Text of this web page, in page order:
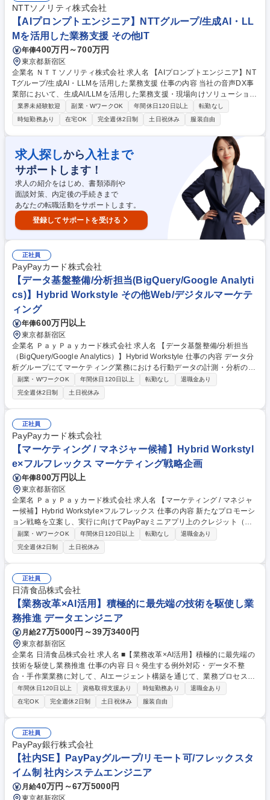
信頼性・高パフォーマンスを実現するシステム設計と開発に主体的に取り
組むことを期待しています。 募集職種 【バックエンドエンジニア（審査/
債権システム）】リモート/フルフレックス
NTTソノリティ株式会社
【AIプロンプトエンジニア】NTTグループ/生成AI・LL
Mを活用した業務支援 その他IT
年俸400万円～700万円
東京都新宿区
企業名 ＮＴＴソノリティ株式会社 求人名 【AIプロンプトエンジニア】NT
Tグループ/生成AI・LLMを活用した業務支援 仕事の内容 当社の音声DX事
業部において、生成AI/LLMを活用した業務支援・現場向けソリューション
の精度向上に向け、プロンプト設計・検証・改善を中心にご担当いただき
ます。 【プロンプトエンジニアリング（作成・改善）】■目的に沿ったプ
ロンプトの作成、チューニング、改善（試行錯誤を含む） 【出力品質の評
価・改善】■テストケース作成、出力結果の確認、改善案の作成と反映
【RAGの整備・運用】■参照情報の整理・更新と、最適な検索方式（テキ
スト/ベクトル/ハイブリッド）の選定補助 ■パラメータ（分割・メタデー
タ・検索条件）の整理、テストと改善サイクルの実施 ■実装可能な仕様の
作 募集職種 【AIプロンプトエンジニア】NTTグループ/生成AI・LLMを活
用した業務支援
業界未経験歓迎 副業・WワークOK 年間休日120日以上
転勤なし
時短勤務あり
在宅OK 完全週休2日制 土日祝休み 服装自由
求人探しから 入社まで
サポートします！
求人の紹介をはじめ、書類添削や
面談対策、内定後の手続きまで
あなたの転職活動をサポートします。
登録してサポートを受ける
正社員
PayPayカード株式会社
【データ基盤整備/分析担当(BigQuery/Google Analyti
cs)】Hybrid Workstyle その他Web/デジタルマーケテ
ィング
年俸600万円以上
東京都新宿区
企業名 ＰａｙＰａｙカード株式会社 求人名 【データ基盤整備/分析担当
（BigQuery/Google Analytics）】Hybrid Workstyle 仕事の内容 データ分
析グループにてマーケティング業務における行動データの計測・分析のほ
か、SQL言語を使ったデータ抽出から考察、企画の対象者設計や運用を含
めた業務を担当いただきます。 【詳細】■顧客の行動データ（GoogleAna
lytics中心）、決済及び属性データ（BigQuery中心）を主に活用■データ基
盤整備業務としては、新たなデータ取得や整備によるマーケティング活動
の高度化に活用■分析業務としては、分析設計、データ抽出、加工および
成形、企画につながる示唆出しまでを一貫して実施■BIツール（LookerStu
dio）を利用したレポート作成・保守・運用業務■後進育成および手順書や
ルール等の運用整備・推進 募集職種 【データ基盤整備/分析担当（BigQue
ry/Google Analytics）】Hybrid Workstyle
副業・WワークOK 年間休日120日以上 転勤なし
退職金あり
完全週休2日制
土日祝休み
正社員
PayPayカード株式会社
【マーケティング / マネジャー候補】Hybrid Workstyl
e×フルフレックス マーケティング戦略企画
年俸800万円以上
東京都新宿区
企業名 ＰａｙＰａｙカード株式会社 求人名 【マーケティング / マネジャ
ー候補】Hybrid Workstyle×フルフレックス 仕事の内容 新たなプロモーシ
ョン戦略を立案し、実行に向けてPayPayミニアプリ上のクレジット（旧
あと払い）や、PayPayカードのマーケティングにおける一連の業務の推
進をご担当いただきます。 【詳細】●マーケティング施策の企画・推進
（会員獲得に向けたプロモーション・キャンペーン企画/認知向上や若年層
向け施策など、ターゲット別の戦略立案） ●プロダクト／顧客体験の改善
●グループ企業との協働 ┗PayPay・ソフトバンク・LINEヤフーとの合同
施策の企画・推進 ●マネジメント（メンバー育成、プロジェクトリード）
募集職種 【マーケティング / マネジャー候補】Hybrid Workstyle×フルフ
レックス
副業・WワークOK 年間休日120日以上 転勤なし
退職金あり
完全週休2日制
土日祝休み
正社員
日清食品株式会社
【業務改革×AI活用】積極的に最先端の技術を駆使し業
務推進 データエンジニア
月給27万5000円～39万3400円
東京都新宿区
企業名 日清食品株式会社 求人名 ■【業務改革×AI活用】積極的に最先端の
技術を駆使し業務推進 仕事の内容 日々発生する例外対応・データ不整
合・手作業業務に対して、AIエージェント構築を通じて、業務プロセスの
効率化・標準化を段階的に改善提案・推進をいただくポジションです。
【入社後の業務】■業務部門との打ち合わせによる業務課題・例外対応の
ヒアリング ■現行業務フローの整理と、AI・ITを活用した改善アイデアの
検討 ■AIエージェントのプロトタイプ検討･構築 PJT推進 【将来的な業
務】■AI活用を前提とした業務プロセスの設計 ■データの整理,活用方法の
検討 ■業務部門と連携したAIエージェントの企画･設計･構築 ■効果の高い
テーマから順次展開･AI活用を業務に定着させる推進 募集職種 ■【業務改
革×AI活用】積極的に最先端の技術を駆使し業務推進
年間休日120日以上 資格取得支援あり 時短勤務あり
退職金あり
在宅OK
完全週休2日制 土日祝休み 服装自由
正社員
PayPay銀行株式会社
【社内SE】PayPayグループ/リモート可/フレックスタ
イム制 社内システムエンジニア
月給40万円～67万5000円
東京都新宿区